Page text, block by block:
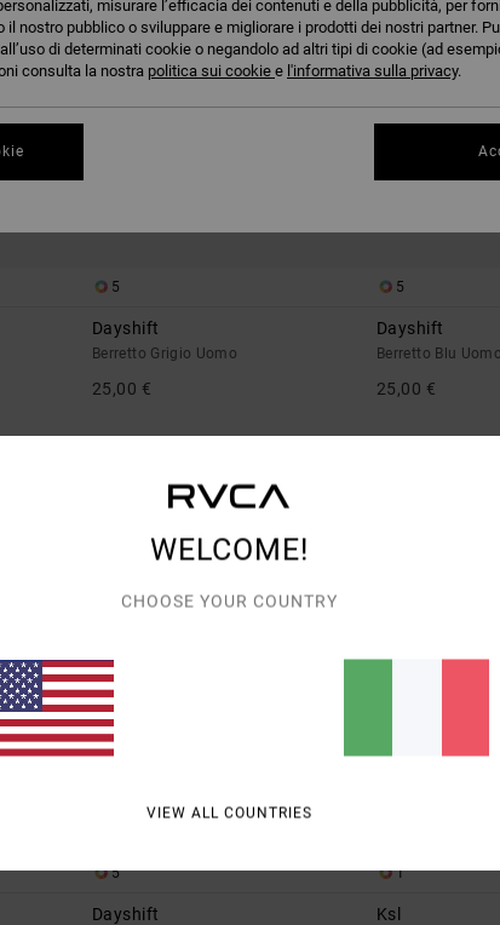
5
Dayshift
Berretto Grigio Uomo
25,00 €
5
Dayshift
Berretto Blu Uomo
25,00 €
5
Dayshift
1
Ksl
WELCOME!
CHOOSE YOUR COUNTRY
VIEW ALL COUNTRIES
misurare l’efficacia dei contenuti e della pubblicità, per
nostro pubblico o sviluppare e migliorare i prodotti dei nostri partner.
di determinati cookie o negandolo ad altri tipi di cookie (ad
consulta la nostra politica sui cookie e l'informativa sulla privacy.